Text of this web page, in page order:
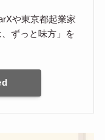
や東京都起業家
ずっと味方」を